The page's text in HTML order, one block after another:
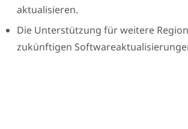
aktualisieren.
Die Unterstützung für weitere
zukünftigen